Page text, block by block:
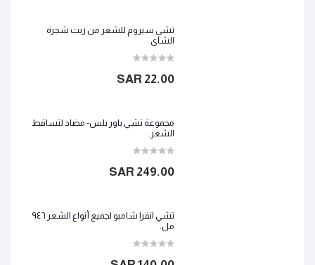
تشي سيروم للشعر من زيت شجرة
الشاي
22.00 SAR
مجموعة تشي باور بلس- مضاد لتساقط
الشعر.
249.00 SAR
تشي انفرا شامبو لجميع أنواع الشعر ٩٤٦
مل.